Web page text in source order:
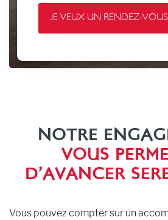
NOTRE
VOUS
D’AVANCER
Vous pouvez compter sur un